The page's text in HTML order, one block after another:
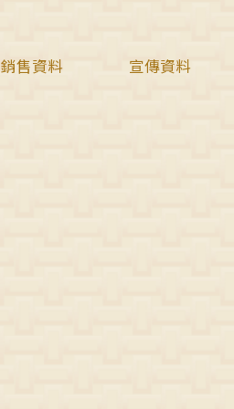
銷售資料 宣傳資料